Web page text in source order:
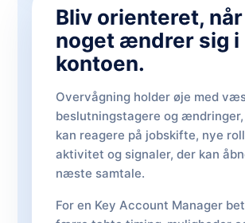
Bliv orienteret, når
noget ændrer sig i
kontoen.
Overvågning holder øje med
beslutningstagere og ændringer,
kan reagere på jobskifte, nye
aktivitet og signaler, der kan
næste samtale.
For en Key Account Manager